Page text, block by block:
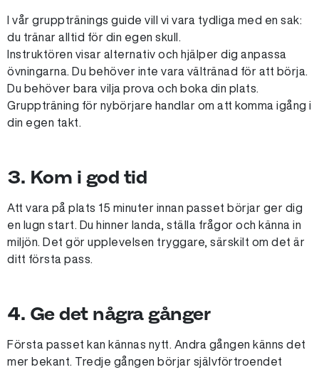
I vår grupptränings guide vill vi vara tydliga med en sak:
du tränar alltid för din egen skull.
Instruktören visar alternativ och hjälper dig anpassa
övningarna. Du behöver inte vara vältränad för att börja.
Du behöver bara vilja prova och boka din plats.
Gruppträning för nybörjare handlar om att komma igång i
din egen takt.
3. Kom i god tid
Att vara på plats 15 minuter innan passet börjar ger dig
en lugn start. Du hinner landa, ställa frågor och känna in
miljön. Det gör upplevelsen tryggare, särskilt om det är
ditt första pass.
4. Ge det några gånger
Första passet kan kännas nytt. Andra gången känns det
mer bekant. Tredje gången börjar självförtroendet